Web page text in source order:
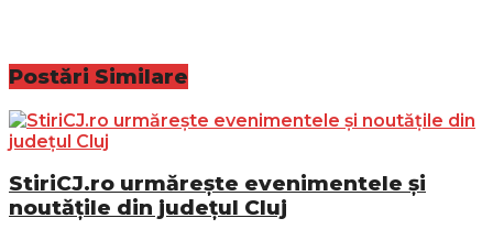
Postări Similare
StiriCJ.ro urmărește evenimentele și
noutățile din județul Cluj